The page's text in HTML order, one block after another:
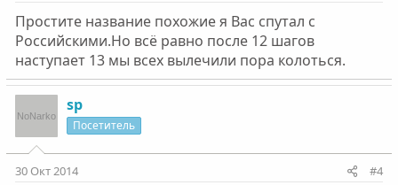
Простите название похожие я Вас спутал с
Российскими.Но всё равно после 12 шагов
наступает 13 мы всех вылечили пора колоться.
sp
Посетитель
30 Окт 2014 #4